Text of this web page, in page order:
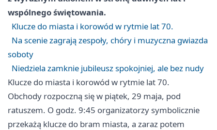
wspólnego świętowania.
Klucze do miasta i korowód w rytmie lat 70.
Na scenie zagrają zespoły, chóry i muzyczna gwiazda
soboty
Niedziela zamknie jubileusz spokojniej, ale bez nudy
Klucze do miasta i korowód w rytmie lat 70.
Obchody rozpoczną się w piątek, 29 maja, pod
ratuszem. O godz. 9:45 organizatorzy symbolicznie
przekażą klucze do bram miasta, a zaraz potem